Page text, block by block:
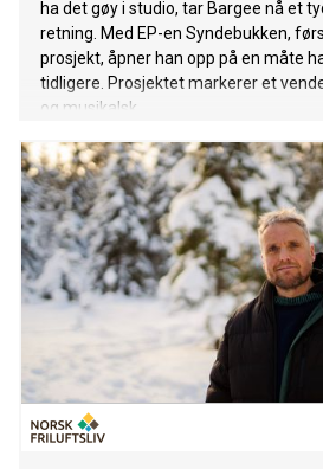
ha det gøy i studio, tar Bargee nå et
retning. Med EP-en Syndebukken,
prosjekt, åpner han opp på en måte
tidligere. Prosjektet markerer et
og musikalsk.